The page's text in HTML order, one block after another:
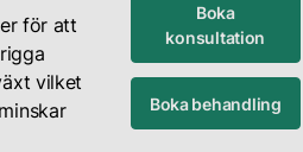
för att
vilket
Boka
konsultation
Boka behandling